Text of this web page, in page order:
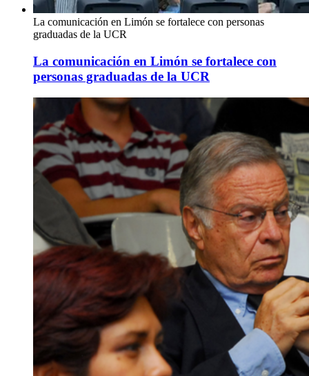
La comunicación en Limón se fortalece con personas
graduadas de la UCR
La comunicación en Limón se fortalece con
personas graduadas de la UCR